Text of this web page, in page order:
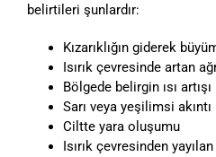
belirtileri şunlardır:
Kızarıklığın giderek
Isırık çevresinde artan
Bölgede belirgin ısı artışı
Sarı veya yeşilimsi akıntı
Ciltte yara oluşumu
Isırık çevresinden